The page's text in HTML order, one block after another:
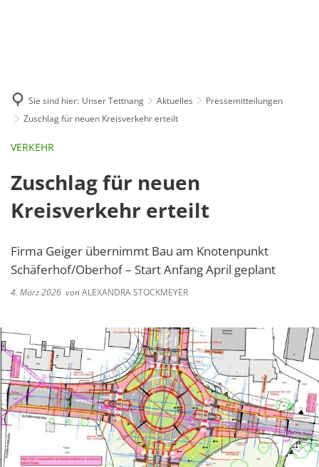
Sie sind hier: Unser Tettnang Aktuelles
Pressemitteilungen
Zuschlag für neuen Kreisverkehr erteilt
VERKEHR
Zuschlag für neuen
Kreisverkehr erteilt
Firma Geiger übernimmt Bau am Knotenpunkt
Schäferhof/Oberhof – Start Anfang April geplant
4. März 2026 vonALEXANDRA STOCKMEYER